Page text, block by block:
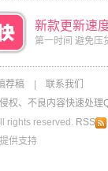
新款更新速
第一时间 避免压
荐稿
联系我们
侵权、不良内容快速处理
rights reserved. RSS
供支持